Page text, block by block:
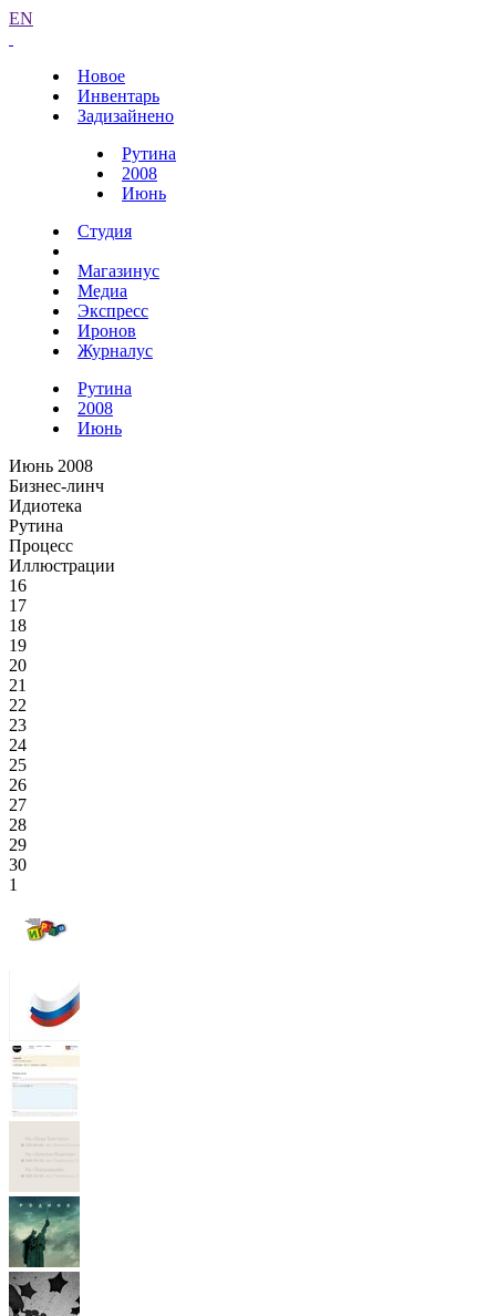
EN
Новое
Инвентарь
Задизайнено
Рутина
2008
Июнь
Студия
Магазинус
Медиа
Экспресс
Иронов
Журналус
Рутина
2008
Июнь
Июнь 2008
Бизнес-линч
Идиотека
Рутина
Процесс
Иллюстрации
16
17
18
19
20
21
22
23
24
25
26
27
28
29
30
1